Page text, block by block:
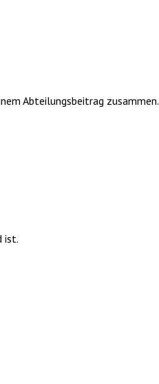
Abteilungsbeitrag zusammen.
ist.